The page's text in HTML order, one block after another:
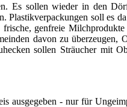
Es sollen wieder in den
Plastikverpackungen soll es
genfreie
davon zu überzeugen,
sollen Sträucher mit
ausgegeben - nur für